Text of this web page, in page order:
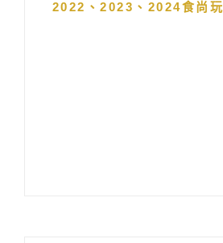
2022、2023、2024食尚